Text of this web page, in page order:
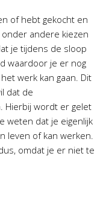
of hebt gekocht en
onder andere kiezen
je tijdens de sloop
waardoor je er nog
werk kan gaan. Dit
dat de
Hierbij wordt er gelet
weten dat je eigenlijk
leven of kan werken.
omdat je er niet te